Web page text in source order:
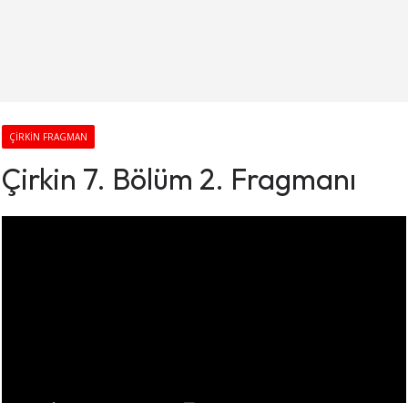
ÇIRKIN FRAGMAN
Çirkin 7. Bölüm 2. Fragmanı